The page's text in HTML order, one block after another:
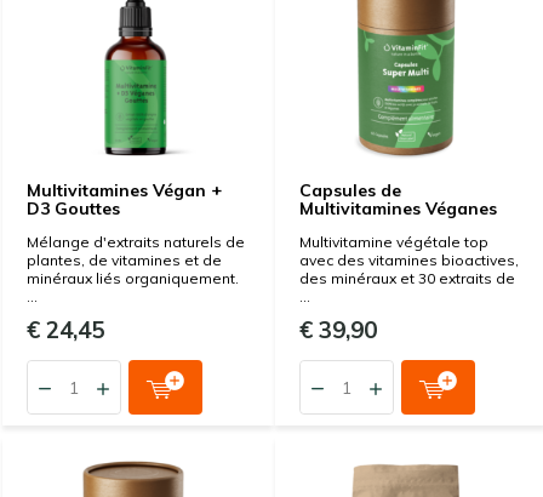
Multivitamines Végan +
D3 Gouttes
Mélange d'extraits naturels de
plantes, de vitamines et de
minéraux liés organiquement.
...
€ 24,45
Capsules de
Multivitamines Véganes
Multivitamine végétale top
avec des vitamines bioactives,
des minéraux et 30 extraits de
...
€ 39,90